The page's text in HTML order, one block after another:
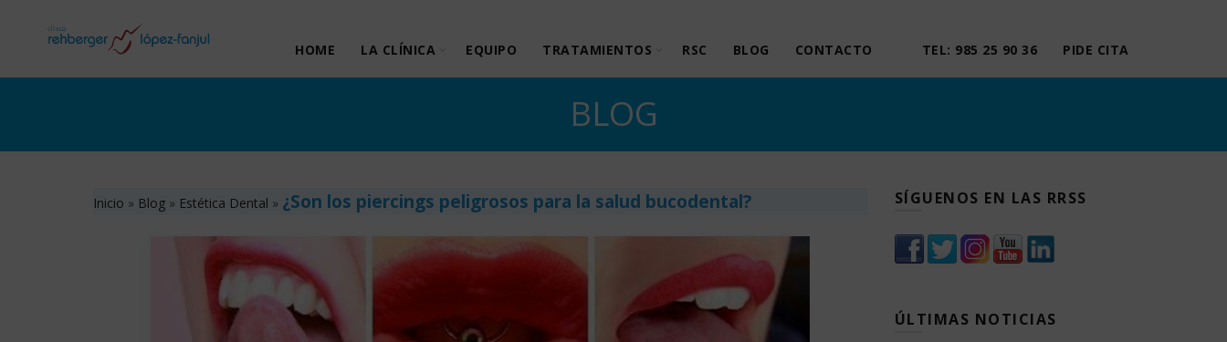
HOME LA CLÍNICA EQUIPO TRATAMIENTOS RSC BLOG CONTACTO TEL: 985 25 90 36 PIDE CITA
BLOG
Inicio » Blog » Estética Dental » ¿Son los piercings peligrosos para la salud bucodental? SÍGUENOS EN LAS RRSS
ÚLTIMAS NOTICIAS